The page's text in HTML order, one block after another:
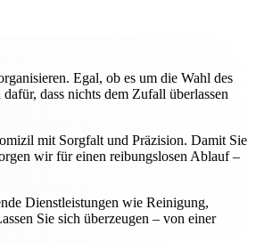
Egal, ob es um die Wahl des
dass nichts dem Zufall überlassen
mit Sorgfalt und Präzision. Damit Sie
wir für einen reibungslosen Ablauf –
Dienstleistungen wie Reinigung,
Sie sich überzeugen – von einer